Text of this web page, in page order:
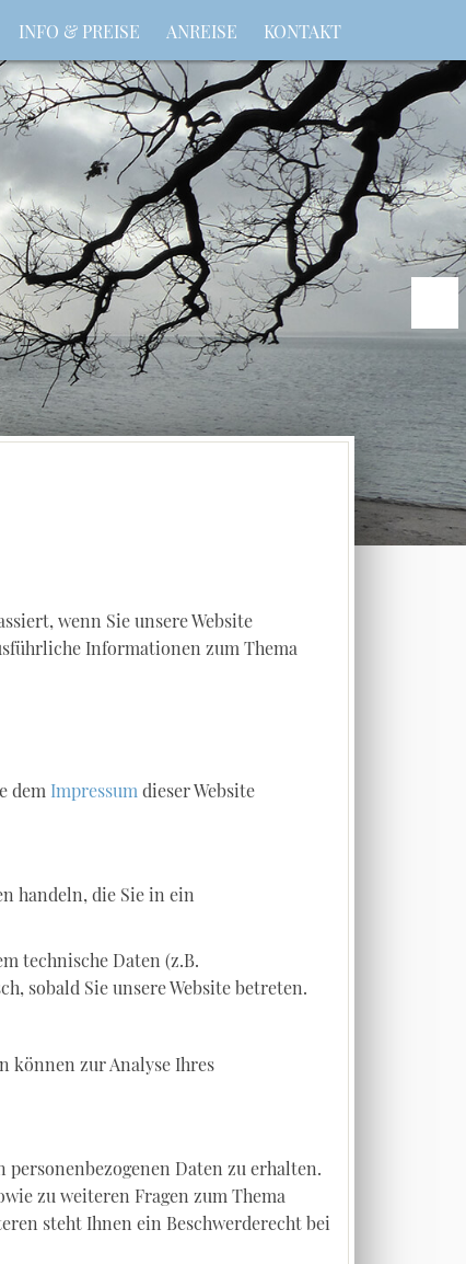
INFO & PREISE ANREISE KONTAKT
wenn Sie unsere Website
Informationen zum Thema
dem Impressum dieser Website
handeln, die Sie in ein
technische Daten (z.B.
sobald Sie unsere Website betreten.
können zur Analyse Ihres
Daten zu erhalten.
zu weiteren Fragen zum Thema
steht Ihnen ein Beschwerderecht bei